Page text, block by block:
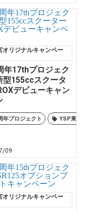
オリジナルキャンペー
年17thプロジェク
型155ccスクータ
デビューキャン
年プロジェクト YSP東大
09
オリジナルキャンペー